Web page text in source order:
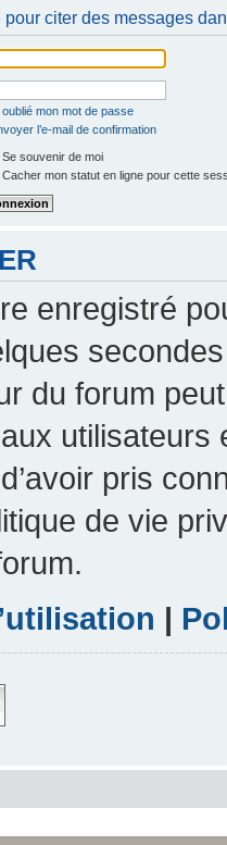
citer des messages
oublié mon mot de passe
l’e-mail de confirmation
Se souvenir de moi
Cacher mon statut en ligne pour cette
enregistré
du forum
pris
de vie
|